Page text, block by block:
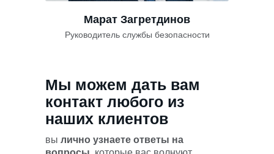
Марат Загретдинов
Руководитель службы безопасности
Мы можем дать вам
контакт любого из
наших клиентов
вы лично узнаете ответы на